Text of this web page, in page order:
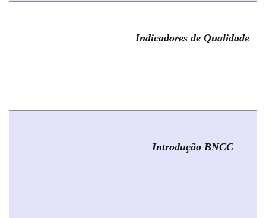
Indicadores de Qualidade
Introdução BNCC